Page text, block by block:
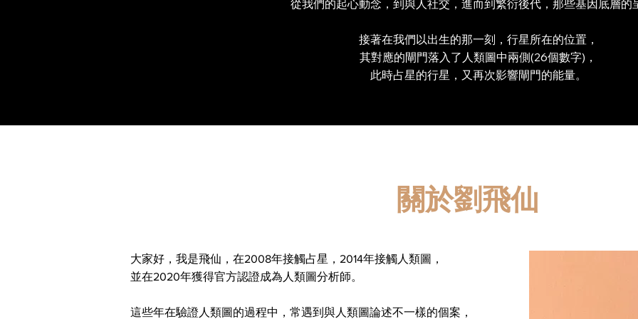
從我們的起心動念，到與人社交，進而到繁衍後代，那些基因底層的
接著在我們以出生的那一刻，行星所在的位置，
其對應的閘門落入了人類圖中兩側(26個數字)，
此時占星的行星，又再次影響閘門的能量。
​關於劉飛仙
大家好，我是飛仙，在2008年接觸占星，2014年接觸人類圖，
並在2020年獲得官方認證成為人類圖分析師。
這些年在驗證人類圖的過程中，常遇到與人類圖論述不一樣的個案，